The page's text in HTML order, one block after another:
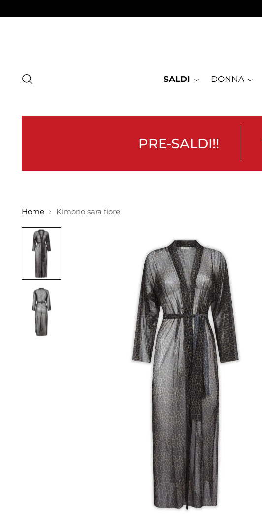
SALDI DONNA
PRE-SALDI!!
Home Kimono sara fiore